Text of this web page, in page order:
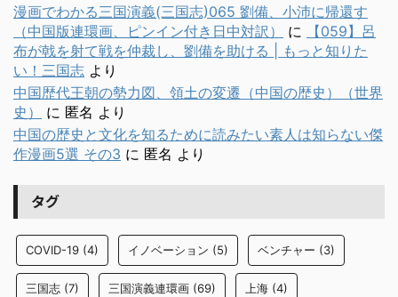
漫画でわかる三国演義(三国志)065 劉備、小沛に帰還す
（中国版連環画、ピンイン付き日中対訳）
に
【059】呂
布が戟を射て戦を仲裁し、劉備を助ける | もっと知りた
い！三国志 より
中国歴代王朝の勢力図、領土の変遷（中国の歴史）（世界
史）
に 匿名 より
中国の歴史と文化を知るために読みたい素人は知らない傑
作漫画5選 その3 に 匿名 より
タグ
COVID-19 (4) イノベーション (5) ベンチャー (3)
三国志 (7) 三国演義連環画 (69) 上海 (4)